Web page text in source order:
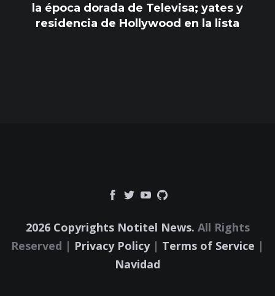
la época dorada de Televisa; yates y
residencia de Hollywood en la lista
2026 Copyrights Notitel News. All Rights
Reserved | Privacy Policy| Terms of Service |
Navidad